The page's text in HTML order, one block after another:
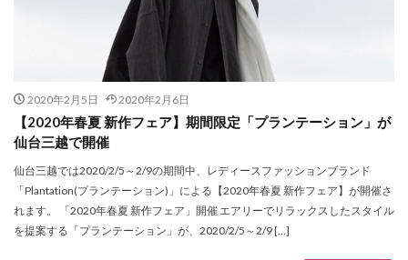
2020年2月5日 2020年2月6日
【2020年春夏 新作フェア】期間限定「プランテーション」が
仙台三越で開催
仙台三越では2020/2/5～2/9の期間中、レディースファッションブランド
「Plantation(プランテーション)」による【2020年春夏 新作フェア】が開催さ
れます。 「2020年春夏 新作フェア」開催 エアリーでリラックスしたスタイル
を提案する「プランテーション」が、2020/2/5～2/9 […]
ハンドメイドリンク
ハートダンス
バオバオ イッセイ ミヤケ
バスケットボール
バックパックフェスタ
バッグ
バディ・リー
バレンタイン
バレンタインギフト
バレンタイン限定
パタゴニア中古
パタゴニア仙台
パタゴニア古着
パタゴニア定番
パタゴニア新品
パタゴニア最新
パタゴニア直営店
パルコ パルコ2